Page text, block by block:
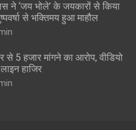
ने ‘जय भोले’ के जयकारों से किया
से भक्तिमय हुआ माहौल
से 5 हजार मांगने का आरोप, वीडियो
हाजिर